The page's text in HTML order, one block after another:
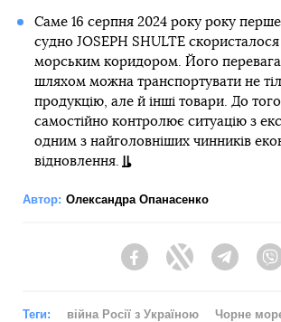
Саме 16 серпня 2024 року року
судно JOSEPH SHULTE
морським коридором. Його
шляхом можна транспортувати не
продукцію, але й інші товари. До
самостійно контролює ситуацію з
одним з найголовніших чинників
відновлення.
Автор: Олександра Опанасенко
FacebookTwitter
Теги: війна Росії з Україною Чорне